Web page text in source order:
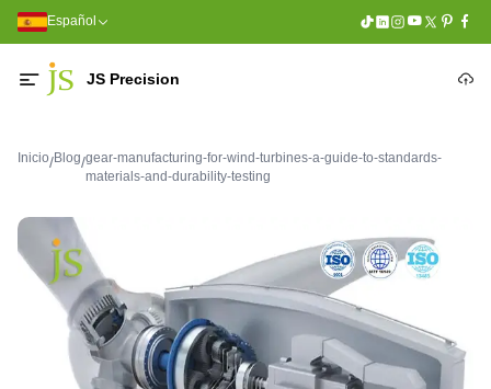
Español
JS Precision
Inicio/Blog/gear-manufacturing-for-wind-turbines-a-guide-to-standards-
materials-and-durability-testing